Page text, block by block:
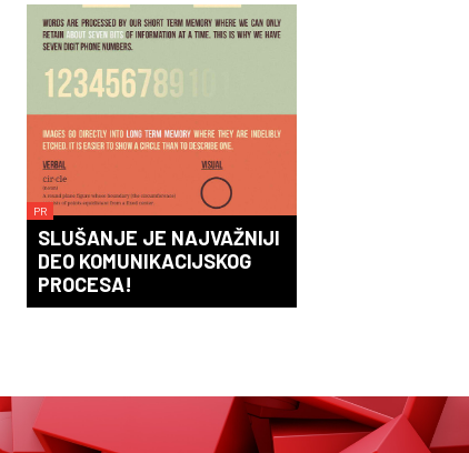
PR
SLUŠANJE JE NAJVAŽNIJI
DEO KOMUNIKACIJSKOG
PROCESA!